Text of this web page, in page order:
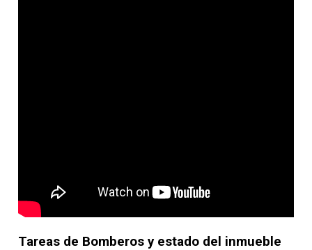
Tareas de Bomberos y estado del inmueble